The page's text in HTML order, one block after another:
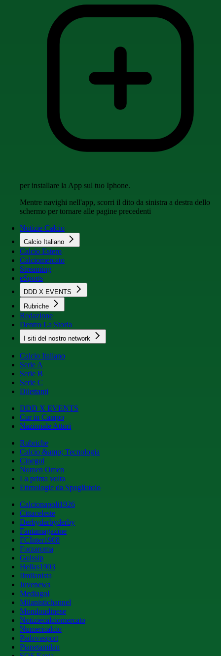
per installare la App sul tuo Iphone.
Mentre navighi nell'app, scorri il dito da sinistra a destra dello
schermo per tornare alle pagine precedenti
Notizie Calcio
Calcio Italiano
Calcio Estero
Calciomercato
Streaming
eSports
DDD X EVENTS
Rubriche
Redazione
Dentro La Storia
I siti del nostro network
Calcio Italiano
Serie A
Serie B
Serie C
Dilettanti
DDD X EVENTS
Cur in Campo
Nazionale Attori
Rubriche
Calcio &amp; Tecnologia
Cinegol
Nomen Omen
La prima volta
Etimologie da Spogliatoio
Calcionapoli1926
Cittaceleste
Derbyderbyderby
Fantamagazine
FCInter1908
Forzaroma
Golssip
Hellas1903
Ilmilanista
Juvenews
Mediagol
Milanistichannel
Mondoudinese
Notiziecalciomercato
Numericalcio
Padovasport
Pianetamilan